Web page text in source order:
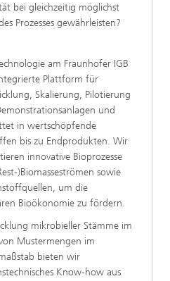
bei gleichzeitig möglichst
Prozesses gewährleisten?
am Fraunhofer IGB
Plattform für
Skalierung, Pilotierung
und
in wertschöpfende
bis zu Endprodukten. Wir
innovative Bioprozesse
)Biomasseströmen sowie
um die
Bioökonomie zu fördern.
mikrobieller Stämme im
Mustermengen im
bieten wir
Know-how aus